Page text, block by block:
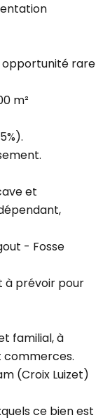
opportunité rare
m²
et
- Fosse
à prévoir pour
familial, à
commerces.
(Croix Luizet)
ce bien est